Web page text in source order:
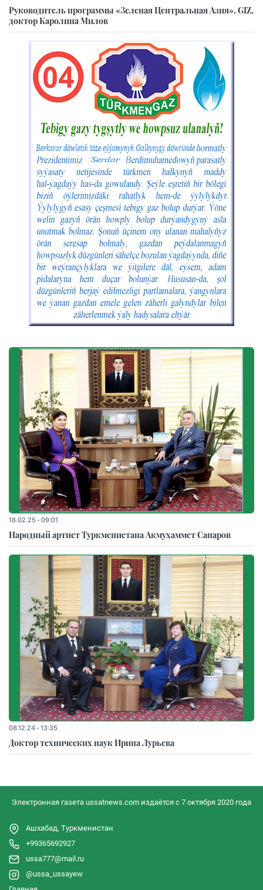
Руководитель программы «Зеленая Центральная Азия», GIZ,
доктор Каролина Милов
18.02.25 - 09:01
Народный артист Туркменистана Акмухаммет Сапаров
08.12.24 - 13:35
Доктор технических наук Ирина Лурьева
Электронная газета ussatnews.com издаётся с 7 октября 2020 года
Ашхабад, Туркменистан
+99365692927
ussa777@mail.ru
@ussa_ussayew